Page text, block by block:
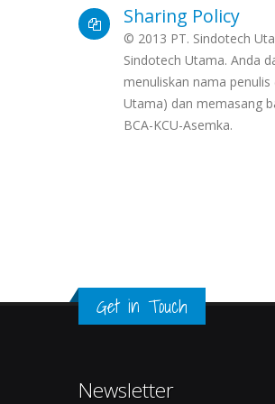
Sharing Policy
© 2013 PT. Sindotech
Sindotech Utama. Anda
menuliskan nama
Utama) dan memasang
BCA-KCU-Asemka.
Get in Touch
Newsletter